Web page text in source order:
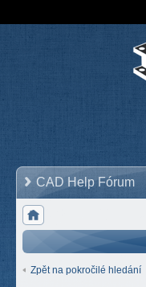
CAD Help Fórum
Zpět na pokročilé hledání